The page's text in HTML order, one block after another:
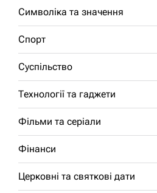
Символіка та значення
Спорт
Суспільство
Технології та гаджети
Фільми та серіали
Фінанси
Церковні та святкові дати